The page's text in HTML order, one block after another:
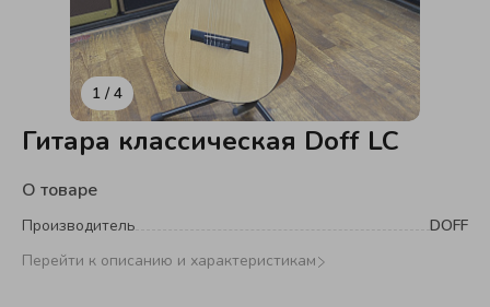
Гитара классическая Doff LC
О товаре
Производитель
DOFF
Перейти к описанию и характеристикам